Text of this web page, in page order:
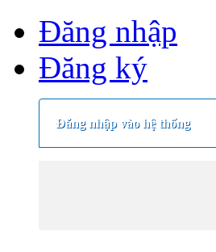
Đăng nhập
Đăng ký
Đăng nhập vào hệ thống